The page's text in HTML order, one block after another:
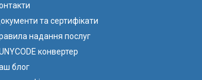
та сертифікати
надання послуг
конвертер
блог